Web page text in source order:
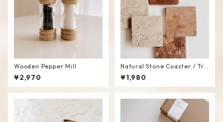
Wooden Pepper Mill
¥2,970
Natural Stone Coaster / Tra
y
¥1,980